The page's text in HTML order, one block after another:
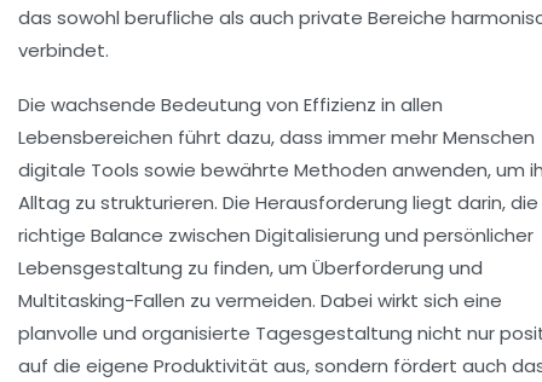
das sowohl berufliche als auch private Bereiche
verbindet.
Die wachsende Bedeutung von Effizienz in allen
Lebensbereichen führt dazu, dass immer mehr Menschen
digitale Tools sowie bewährte Methoden anwenden, um
Alltag zu strukturieren. Die Herausforderung liegt darin, die
richtige Balance zwischen Digitalisierung und persönlicher
Lebensgestaltung zu finden, um Überforderung und
Multitasking-Fallen zu vermeiden. Dabei wirkt sich eine
planvolle und organisierte Tagesgestaltung nicht nur
auf die eigene Produktivität aus, sondern fördert auch